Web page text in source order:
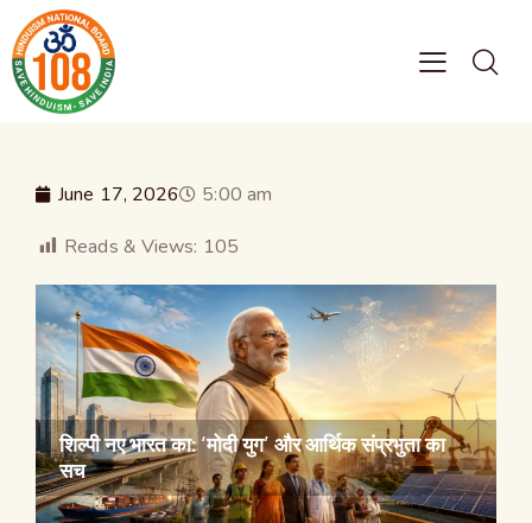
June 17, 2026
5:00 am
Reads & Views: 105
शिल्पी नए भारत का: ‘मोदी युग’ और आर्थिक संप्रभुता का
सच